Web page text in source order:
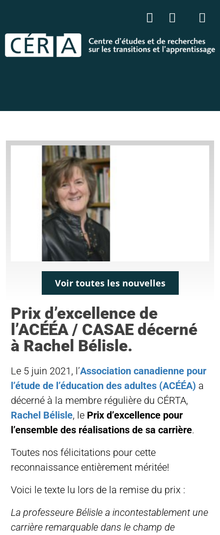
Voir toutes les nouvelles
Prix d’excellence de
l’ACÉÉA / CASAE décerné
à Rachel Bélisle.
Le 5 juin 2021, l’Association canadienne pour
l’étude de l’éducation des adultes (ACÉÉA) a
décerné à la membre régulière du CÉRTA,
Rachel Bélisle, le Prix d’excellence pour
l’ensemble des réalisations de sa carrière.
Toutes nos félicitations pour cette
reconnaissance entièrement méritée!
Voici le texte lu lors de la remise du prix :
La professeure Bélisle a incontestablement une
carrière remarquable dans le champ de